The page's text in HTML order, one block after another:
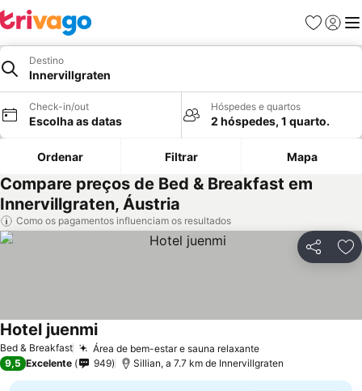
Favoritos
Iniciar
Destino
Innervillgraten
Check-in/out
Escolha as datas
Hóspedes e quartos
2 hóspedes, 1 quarto.
Ordenar Filtrar Mapa
Compare preços de Bed & Breakfast em
Innervillgraten, Áustria
Como os pagamentos influenciam os resultados
Partilhar
Bed & Breakfast Área de bem-estar e sauna relaxante
Hotel juenmi
9,5 Excelente 949 Sillian, a 7.7 km de Innervillgraten